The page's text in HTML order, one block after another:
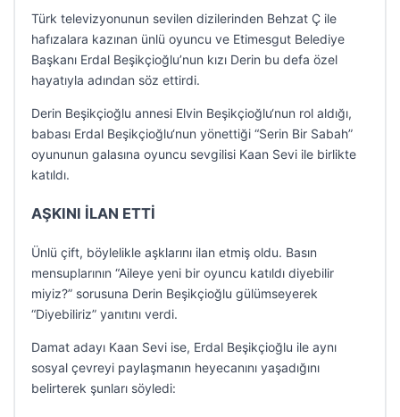
Türk televizyonunun sevilen dizilerinden Behzat Ç ile
hafızalara kazınan ünlü oyuncu ve Etimesgut Belediye
Başkanı Erdal Beşikçioğlu’nun kızı Derin bu defa özel
hayatıyla adından söz ettirdi.
Derin Beşikçioğlu annesi Elvin Beşikçioğlu‘nun rol aldığı,
babası Erdal Beşikçioğlu‘nun yönettiği “Serin Bir Sabah”
oyununun galasına oyuncu sevgilisi Kaan Sevi ile birlikte
katıldı.
AŞKINI İLAN ETTİ
Ünlü çift, böylelikle aşklarını ilan etmiş oldu. Basın
mensuplarının “Aileye yeni bir oyuncu katıldı diyebilir
miyiz?” sorusuna Derin Beşikçioğlu gülümseyerek
“Diyebiliriz” yanıtını verdi.
Damat adayı Kaan Sevi ise, Erdal Beşikçioğlu ile aynı
sosyal çevreyi paylaşmanın heyecanını yaşadığını
belirterek şunları söyledi: